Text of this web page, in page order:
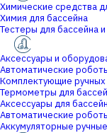
Химические средства
Химия для бассейна
Тестеры для бассейна
Аксессуары и
Автоматические
Комплектующие
Термометры для
Аксессуары для
Автоматические
Аккумуляторные